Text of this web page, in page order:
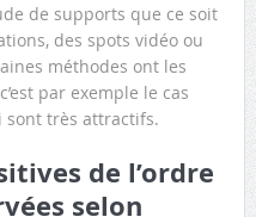
de supports que ce soit
des spots vidéo ou
méthodes ont les
par exemple le cas
sont très attractifs.
de l’ordre
selon